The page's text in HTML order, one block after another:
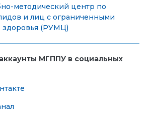
методический центр по
и лиц с ограниченными
здоровья (РУМЦ)
МГППУ в социальных